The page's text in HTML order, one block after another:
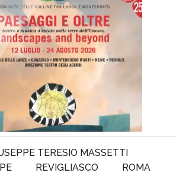
TERESIO MASSETTI
REVIGLIASCO
ROMA